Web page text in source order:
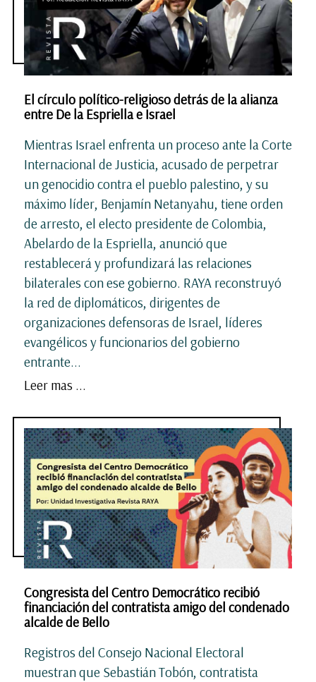
El círculo político-religioso detrás de la alianza
entre De la Espriella e Israel
Mientras Israel enfrenta un proceso ante la Corte
Internacional de Justicia, acusado de perpetrar
un genocidio contra el pueblo palestino, y su
máximo líder, Benjamín Netanyahu, tiene orden
de arresto, el electo presidente de Colombia,
Abelardo de la Espriella, anunció que
restablecerá y profundizará las relaciones
bilaterales con ese gobierno. RAYA reconstruyó
la red de diplomáticos, dirigentes de
organizaciones defensoras de Israel, líderes
evangélicos y funcionarios del gobierno
entrante...
Leer mas ...
Congresista del Centro Democrático recibió
financiación del contratista amigo del condenado
alcalde de Bello
Registros del Consejo Nacional Electoral
muestran que Sebastián Tobón, contratista